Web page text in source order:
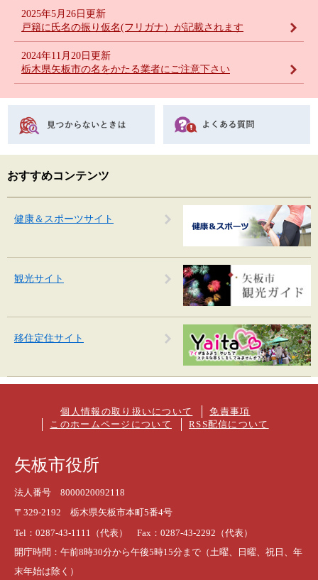
戸籍に氏名の振り仮名(フリガナ）が記載されます
2025年5月26日更新
栃木県矢板市の名をかたる業者にご注意下さい
2024年11月20日更新
おすすめコンテンツ
健康＆スポーツサイト
観光サイト
移住定住サイト
個人情報の取り扱いについて
免責事項
このホームページについて
RSS配信について
矢板市役所
法人番号 8000020092118
〒329-2192 栃木県矢板市本町5番4号
Tel：0287-43-1111（代表） Fax：0287-43-2292（代表）
開庁時間：午前8時30分から午後5時15分まで（土曜、日曜、祝日、年
末年始は除く）